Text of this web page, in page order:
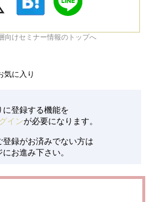
向けセミナー情報のトップへ
気に入り
に登録する機能を
インが必要になります。
登録がお済みでない方は
お進み下さい。